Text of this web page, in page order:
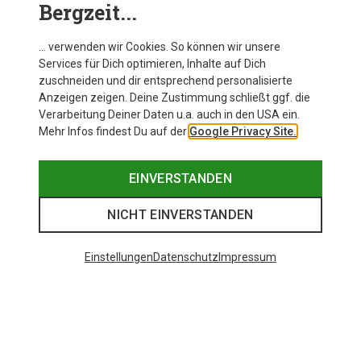
Bergzeit...
… verwenden wir Cookies. So können wir unsere
Services für Dich optimieren, Inhalte auf Dich
zuschneiden und dir entsprechend personalisierte
Anzeigen zeigen. Deine Zustimmung schließt ggf. die
Verarbeitung Deiner Daten u.a. auch in den USA ein.
Mehr Infos findest Du auf der Google Privacy Site.
EINVERSTANDEN
NICHT EINVERSTANDEN
EinstellungenDatenschutz Impressum